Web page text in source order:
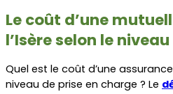
Le coût d’une
l’Isère selon le
Quel est le coût d’une
niveau de prise en charge ? Le